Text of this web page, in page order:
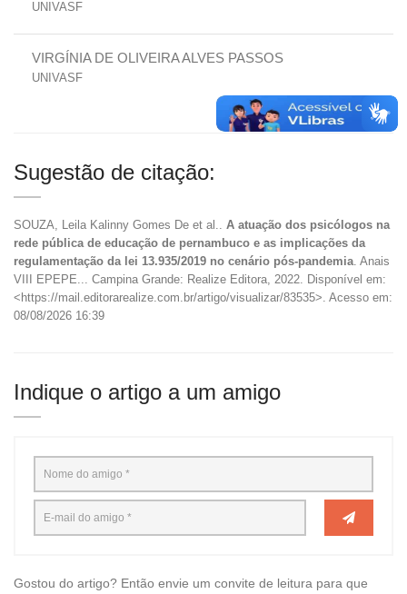
UNIVASF
VIRGÍNIA DE OLIVEIRA ALVES PASSOS
UNIVASF
Sugestão de citação:
SOUZA, Leila Kalinny Gomes De et al.. A atuação dos psicólogos na
rede pública de educação de pernambuco e as implicações da
regulamentação da lei 13.935/2019 no cenário pós-pandemia . Anais
VIII EPEPE... Campina Grande: Realize Editora, 2022. Disponível em:
<https://mail.editorarealize.com.br/artigo/visualizar/83535>. Acesso em:
08/08/2026 16:39
Indique o artigo a um amigo
Gostou do artigo? Então envie um convite de leitura para que